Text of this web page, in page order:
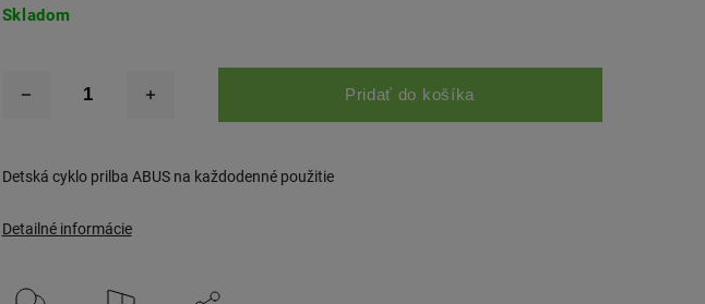
Skladom
Pridať do košíka
Detská cyklo prilba ABUS na každodenné použitie
Detailné informácie